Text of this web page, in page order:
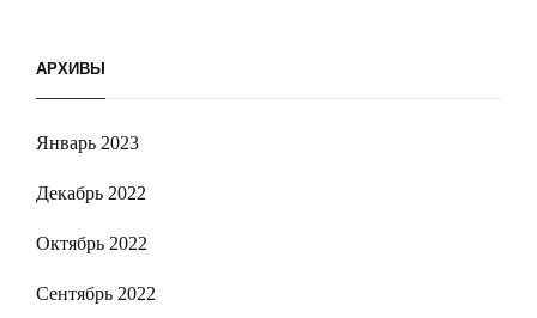
АРХИВЫ
Январь 2023
Декабрь 2022
Октябрь 2022
Сентябрь 2022